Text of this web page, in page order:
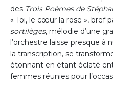
des Trois Poèmes de
« Toi, le cœur la rose », bref
sortilèges, mélodie d’une
l’orchestre laisse presque à
la transcription, se
étonnant en étant éclaté
femmes réunies pour